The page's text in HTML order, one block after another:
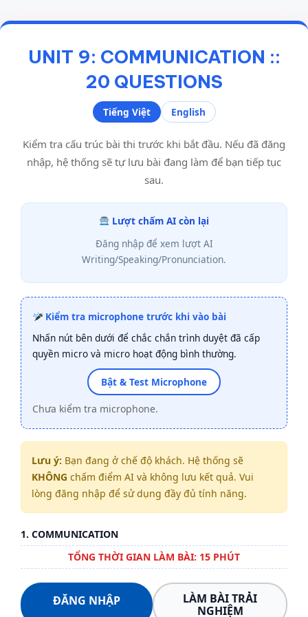
UNIT 9: COMMUNICATION ::
20 QUESTIONS
Tiếng Việt English
Kiểm tra cấu trúc bài thi trước khi bắt đầu. Nếu đã đăng
nhập, hệ thống sẽ tự lưu bài đang làm để bạn tiếp tục
sau.
Lượt chấm AI còn lại
Đăng nhập để xem lượt AI
Writing/Speaking/Pronunciation.
Kiểm tra microphone trước khi vào bài
Nhấn nút bên dưới để chắc chắn trình duyệt đã cấp
quyền micro và micro hoạt động bình thường.
Bật & Test Microphone
Chưa kiểm tra microphone.
Lưu ý: Bạn đang ở chế độ khách. Hệ thống sẽ
KHÔNG chấm điểm AI và không lưu kết quả. Vui
lòng đăng nhập để sử dụng đầy đủ tính năng.
1. COMMUNICATION
TỔNG THỜI GIAN LÀM BÀI: 15 PHÚT
ĐĂNG NHẬP
LÀM BÀI TRẢI
NGHIỆM